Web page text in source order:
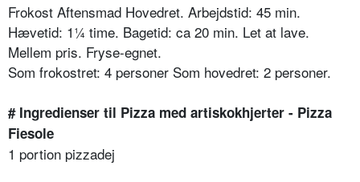
Frokost Aftensmad Hovedret. Arbejdstid: 45 min.
Hævetid: 1¼ time. Bagetid: ca 20 min. Let at lave.
Mellem pris. Fryse-egnet.
Som frokostret: 4 personer Som hovedret: 2 personer.
# Ingredienser til Pizza med artiskokhjerter - Pizza
Fiesole
1 portion pizzadej